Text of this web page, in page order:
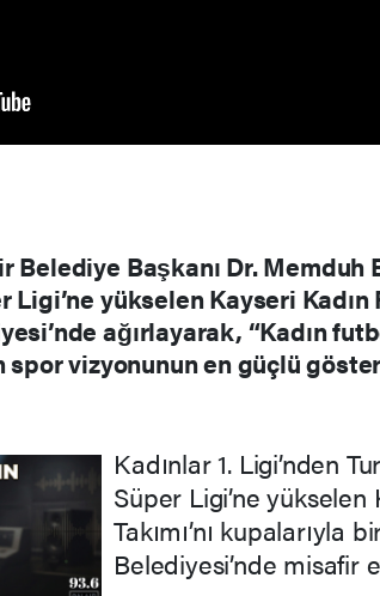
Belediye Başkanı Dr. Memduh
yükselen Kayseri Kadın
ağırlayarak, “Kadın
spor vizyonunun en güçlü
Kadınlar 1. Ligi’nden
Süper Ligi’ne
Takımı’nı kupalarıyla
Belediyesi’nde misafir